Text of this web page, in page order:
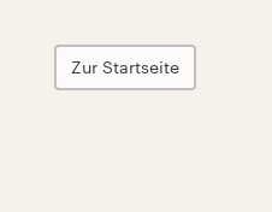
Zur Startseite